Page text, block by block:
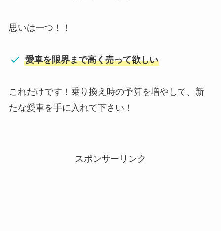
思いは一つ！！
愛車を限界まで高く売って欲しい
これだけです！乗り換え時の予算を増やして、新
たな愛車を手に入れて下さい！
スポンサーリンク